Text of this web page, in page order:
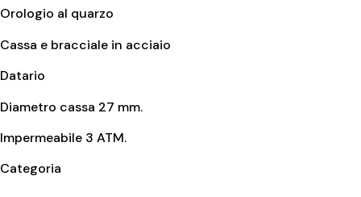
Orologio al quarzo
Cassa e bracciale in acciaio
Datario
Diametro cassa 27 mm.
Impermeabile 3 ATM.
Categoria